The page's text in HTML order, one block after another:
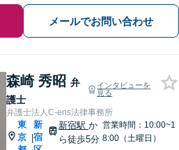
メールでお問い合わせ
森崎 秀昭 弁
護士
インタビューを
見る
弁護士法人C-ens法律事務所
東
京 |
新
宿
新宿駅 か
ら徒歩5分
営業時間：10:00~1
8:00（土曜日）